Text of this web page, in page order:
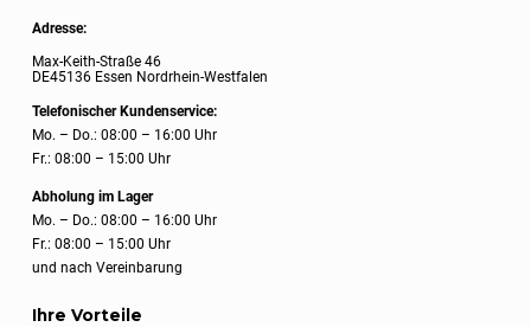
Adresse:
Max-Keith-Straße 46
DE45136 Essen Nordrhein-Westfalen
Telefonischer Kundenservice:
Mo. – Do.: 08:00 – 16:00 Uhr
Fr.: 08:00 – 15:00 Uhr
Abholung im Lager
Mo. – Do.: 08:00 – 16:00 Uhr
Fr.: 08:00 – 15:00 Uhr
und nach Vereinbarung
Ihre Vorteile